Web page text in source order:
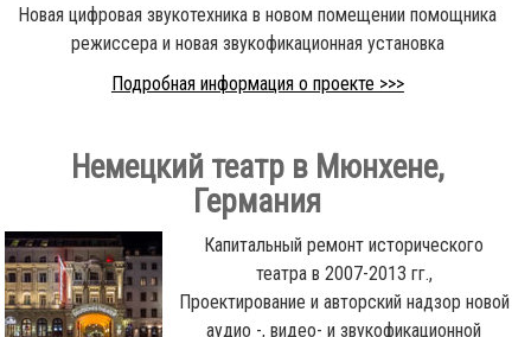
Новая цифровая звукотехника в новом помещении помощника
режиссера и новая звукофикационная установка
Подробная информация о проекте >>>
Немецкий театр в Мюнхене,
Германия
Капитальный ремонт исторического
театра в 2007-2013 гг.,
Проектирование и авторский надзор новой
аудио -, видео- и звукофикационной